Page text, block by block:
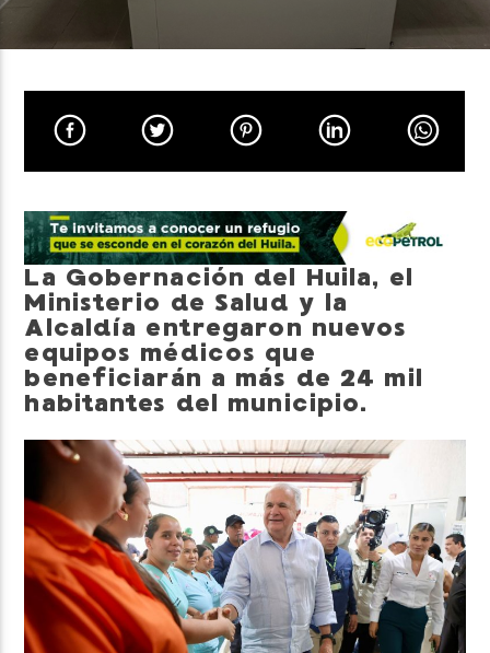
Neiva Estereo
La Gobernación del Huila, el
Ministerio de Salud y la
Alcaldía entregaron nuevos
equipos médicos que
beneficiarán a más de 24 mil
habitantes del municipio.